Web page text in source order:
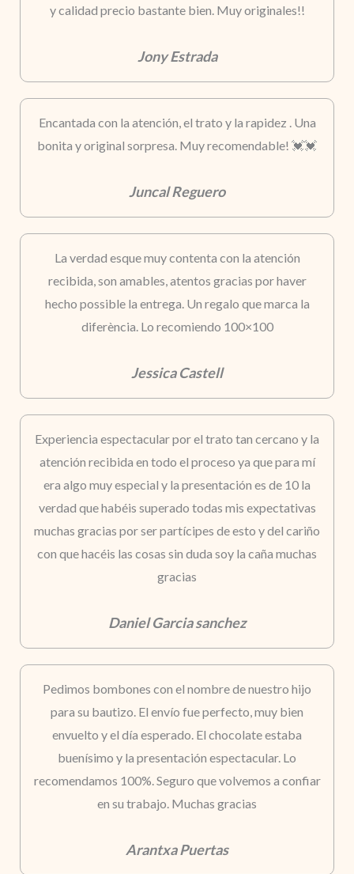
y calidad precio bastante bien. Muy originales!!
Jony Estrada
Encantada con la atención, el trato y la rapidez . Una
bonita y original sorpresa. Muy recomendable! 💓💓
Juncal Reguero
La verdad esque muy contenta con la atención
recibida, son amables, atentos gracias por haver
hecho possible la entrega. Un regalo que marca la
diferència. Lo recomiendo 100×100
Jessica Castell
Experiencia espectacular por el trato tan cercano y la
atención recibida en todo el proceso ya que para mí
era algo muy especial y la presentación es de 10 la
verdad que habéis superado todas mis expectativas
muchas gracias por ser partícipes de esto y del cariño
con que hacéis las cosas sin duda soy la caña muchas
gracias
Daniel Garcia sanchez
Pedimos bombones con el nombre de nuestro hijo
para su bautizo. El envío fue perfecto, muy bien
envuelto y el día esperado. El chocolate estaba
buenísimo y la presentación espectacular. Lo
recomendamos 100%. Seguro que volvemos a confiar
en su trabajo. Muchas gracias
Arantxa Puertas